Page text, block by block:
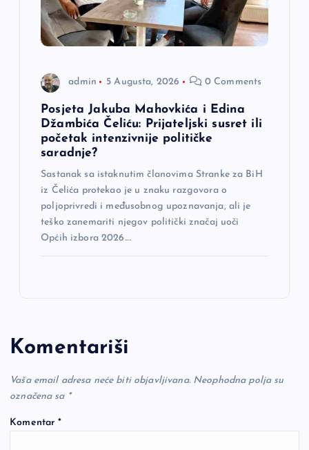
admin 5 Augusta, 2026 0 Comments
Posjeta Jakuba Mahovkića i Edina
Džambića Čeliću: Prijateljski susret ili
početak intenzivnije političke
saradnje?
Sastanak sa istaknutim članovima Stranke za BiH
iz Čelića protekao je u znaku razgovora o
poljoprivredi i međusobnog upoznavanja, ali je
teško zanemariti njegov politički značaj uoči
Općih izbora 2026.…
Komentariši
Vaša email adresa neće biti objavljivana. Neophodna polja su
označena sa *
Komentar*